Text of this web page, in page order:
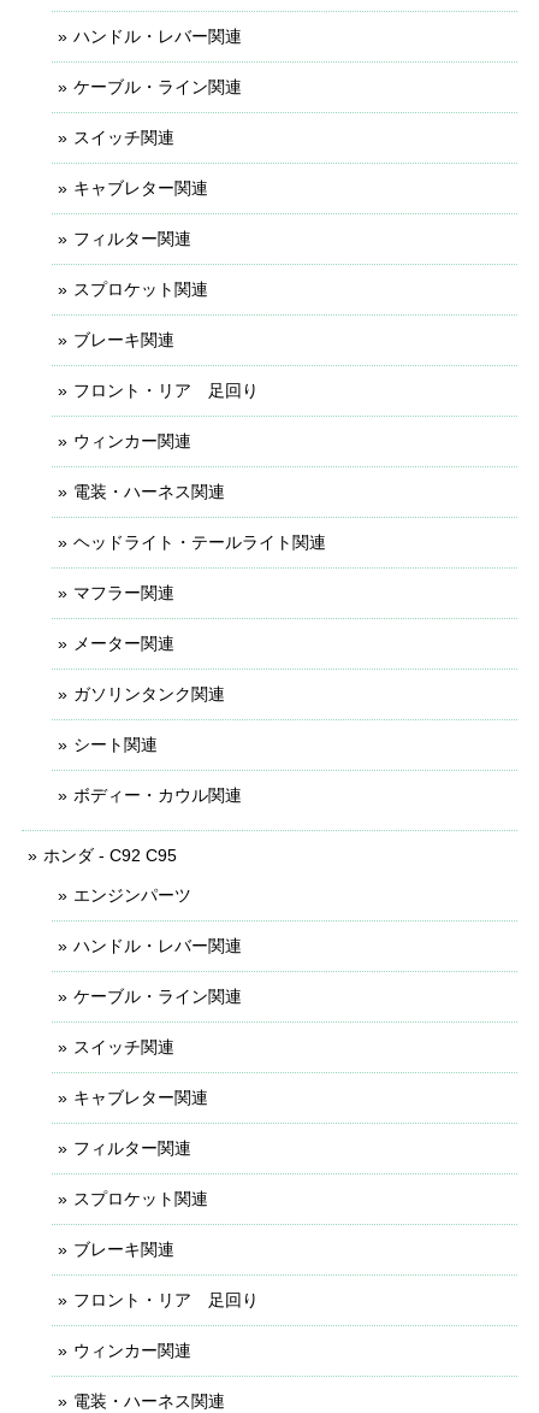
ハンドル・レバー関連
ケーブル・ライン関連
スイッチ関連
キャブレター関連
フィルター関連
スプロケット関連
ブレーキ関連
フロント・リア 足回り
ウィンカー関連
電装・ハーネス関連
ヘッドライト・テールライト関連
マフラー関連
メーター関連
ガソリンタンク関連
シート関連
ボディー・カウル関連
ホンダ - C92 C95
エンジンパーツ
ハンドル・レバー関連
ケーブル・ライン関連
スイッチ関連
キャブレター関連
フィルター関連
スプロケット関連
ブレーキ関連
フロント・リア 足回り
ウィンカー関連
電装・ハーネス関連